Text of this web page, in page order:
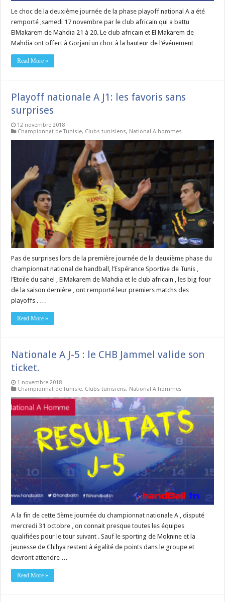
Le choc de la deuxième journée de la phase playoff national A a été
remporté ,samedi 17 novembre par le club africain qui a battu
ElMakarem de Mahdia 21 à 20. Le club africain et El Makarem de
Mahdia ont offert à Gorjani un choc à la hauteur de l’événement …
Read More »
Playoff nationale A J1: les favoris sans
surprises
12 novembre 2018
Championnat de Tunisie, Clubs tunisiens, National A hommes
Pas de surprises lors de la première journée de la deuxième phase du
championnat national de handball, l’Espérance Sportive de Tunis ,
l’Etoile du sahel , ElMakarem de Mahdia et le club africain , les big four
de la saison dernière , ont remporté leur premiers matchs des
playoffs . …
Read More »
Nationale A J-5 : le CHB Jammel valide son
ticket.
1 novembre 2018
Championnat de Tunisie, Clubs tunisiens, National A hommes
A la fin de cette 5ème journée du championnat nationale A , disputé
mercredi 31 octobre , on connait presque toutes les équipes
qualifiées pour le tour suivant . Sauf le sporting de Moknine et la
jeunesse de Chihya restent à égalité de points dans le groupe et
devront attendre …
Read More »